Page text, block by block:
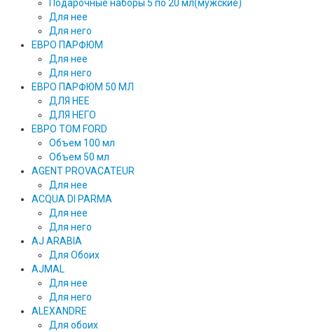
Подарочные наборы 5 по 20 мл(мужские)
Для нее
Для него
ЕВРО ПАРФЮМ
Для нее
Для него
ЕВРО ПАРФЮМ 50 МЛ
ДЛЯ НЕЕ
ДЛЯ НЕГО
ЕВРО TOM FORD
Объем 100 мл
Объем 50 мл
AGENT PROVACATEUR
Для нее
ACQUA DI PARMA
Для нее
Для него
AJ ARABIA
Для Обоих
AJMAL
Для нее
Для него
ALEXANDRE
Для обоих